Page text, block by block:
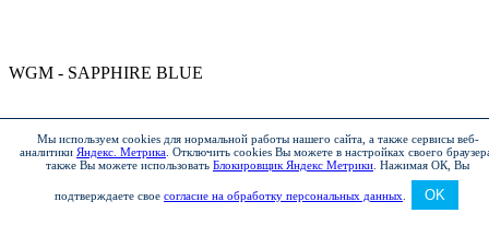
WGM - SAPPHIRE BLUE
Мы используем cookies для нормальной работы нашего сайта, а также сервисы веб-
аналитики Яндекс. Метрика Отключить cookies Вы можете в настройках своего
также Вы можете использовать Блокировщик Яндекс Метрики Нажимая ОК, Вы
подтверждаете свое согласие на обработку персональных данных OK